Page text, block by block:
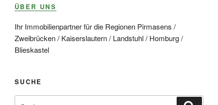
ÜBER UNS
Ihr Immobilienpartner für die Regionen Pirmasens /
Zweibrücken / Kaiserslautern / Landstuhl / Homburg /
Blieskastel
SUCHE